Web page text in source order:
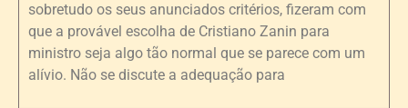
sobretudo os seus anunciados critérios, fizeram com
que a provável escolha de Cristiano Zanin para
ministro seja algo tão normal que se parece com um
alívio. Não se discute a adequação para